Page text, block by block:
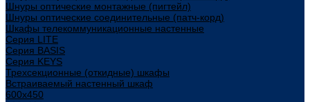
Шнуры оптические монтажные (пигтейл)
Шнуры оптические соединительные (патч-корд)
Шкафы телекоммуникационные настенные
Cерия LITE
Cерия BASIS
Cерия KEYS
Трехсекционные (откидные) шкафы
Встраиваемый настенный шкаф
600x450